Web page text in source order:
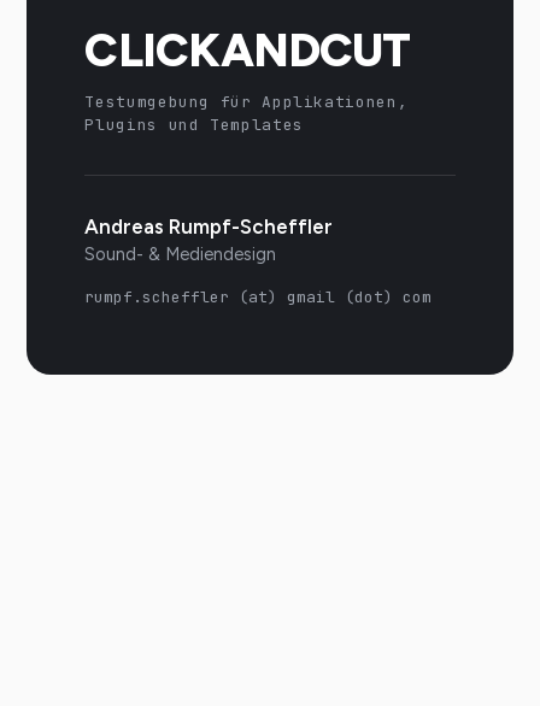
CLICKANDCUT
Testumgebung für Applikationen,
Plugins und Templates
Andreas Rumpf-Scheffler
Sound- & Mediendesign
rumpf.scheffler (at) gmail (dot) com